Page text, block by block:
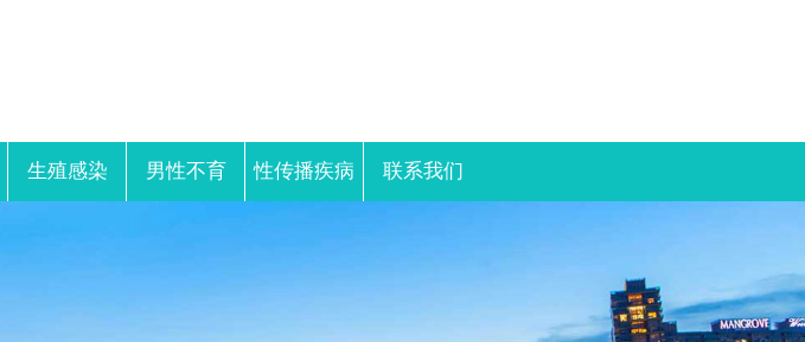
生殖感染 男性不育 性传播疾病 联系我们